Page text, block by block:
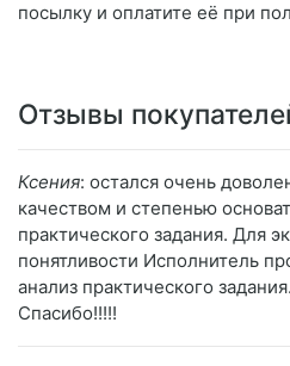
посылку и оплатите её при
Отзывы
Ксения: остался очень
качеством и степенью
практического задания. Для
понятливости Исполнитель
анализ практического
Спасибо!!!!!